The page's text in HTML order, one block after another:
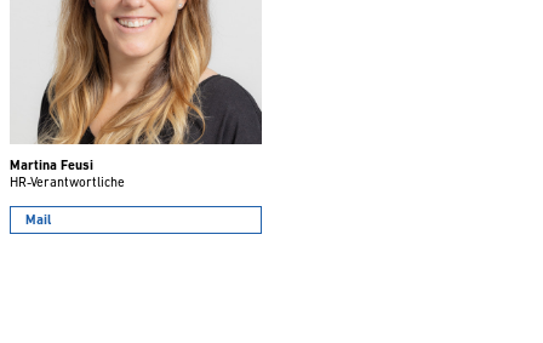
Martina Feusi
HR-Verantwortliche
Mail